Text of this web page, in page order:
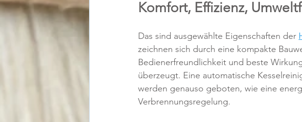
Komfort, Effizienz,
Das sind ausgewählte Eigenschaften der
zeichnen sich durch eine kompakte
Bedienerfreundlichkeit und beste
überzeugt. Eine automatische
werden genauso geboten, wie eine
Verbrennungsregelung.